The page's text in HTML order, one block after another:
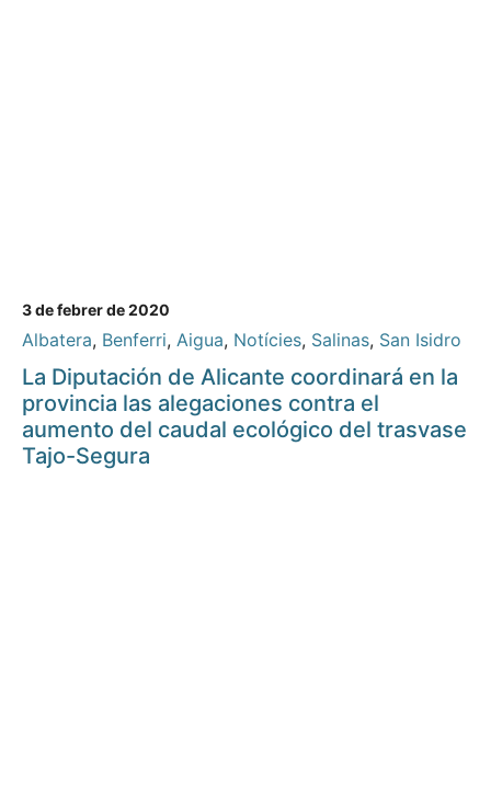
3 de febrer de 2020
Albatera, Benferri, Aigua, Notícies, Salinas, San Isidro
La Diputación de Alicante coordinará en la
provincia las alegaciones contra el
aumento del caudal ecológico del trasvase
Tajo-Segura